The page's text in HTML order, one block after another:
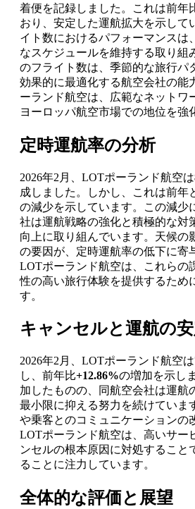
着便を記録しました。これは前年
おり、安定した運航拡大を示して
イト数におけるパフォーマンスは
なスケジュールを維持する取り組
のフライト数は、季節的な旅行パ
効果的に最適化する航空会社の能
ーランド航空は、広範なネットワ
ヨーロッパ航空市場での地位を強
定時運航率の分析
2026年2月、LOTポーランド航空は
成しました。しかし、これは前年
の減少を示しています。この減少
社は運航戦略の強化と積極的な対
向上に取り組んでいます。天候の
の要因が、定時運航率の低下に寄
LOTポーランド航空は、これらの
性の高い旅行体験を提供するため
す。
キャンセルと運航の
2026年2月、LOTポーランド航空は
し、前年比+12.86%の増加を示し
加したものの、同航空会社は運航
最小限に抑える努力を続けていま
や乗客とのコミュニケーションの
LOTポーランド航空は、高いサー
ンセルの根本原因に対処すること
ることに注力しています。
全体的な評価と展望